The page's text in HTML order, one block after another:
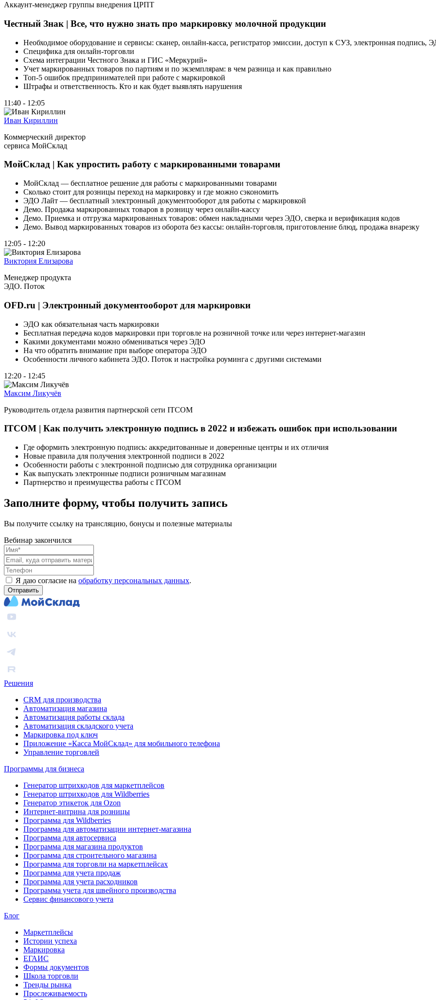
Аккаунт-менеджер группы внедрения ЦРПТ
Честный Знак | Все, что нужно знать про маркировку молочной продукции
Необходимое оборудование и сервисы: сканер, онлайн-касса, регистратор эмиссии, доступ к СУЗ, электронная подпись,
Специфика для онлайн-торговли
Схема интеграции Честного Знака и ГИС «Меркурий»
Учет маркированных товаров по партиям и по экземплярам: в чем разница и как правильно
Топ-5 ошибок предпринимателей при работе с маркировкой
Штрафы и ответственность. Кто и как будет выявлять нарушения
11:40 - 12:05
Иван Кириллин
Коммерческий директор
сервиса МойСклад
МойСклад | Как упростить работу с маркированными товарами
МойСклад — бесплатное решение для работы с маркированными товарами
Сколько стоит для розницы переход на маркировку и где можно сэкономить
ЭДО Лайт — бесплатный электронный документооборот для работы с маркировкой
Демо. Продажа маркированных товаров в розницу через онлайн-кассу
Демо. Приемка и отгрузка маркированных товаров: обмен накладными через ЭДО, сверка и верификация кодов
Демо. Вывод маркированных товаров из оборота без кассы: онлайн-торговля, приготовление блюд, продажа внарезку
12:05 - 12:20
Виктория Елизарова
Менеджер продукта
ЭДО. Поток
OFD.ru | Электронный документооборот для маркировки
ЭДО как обязательная часть маркировки
Бесплатная передача кодов маркировки при торговле на розничной точке или через интернет-магазин
Какими документами можно обмениваться через ЭДО
На что обратить внимание при выборе оператора ЭДО
Особенности личного кабинета ЭДО. Поток и настройка роуминга с другими системами
12:20 - 12:45
Максим Ликучёв
Руководитель отдела развития партнерской сети ITCOM
ITCOM | Как получить электронную подпись в 2022 и избежать ошибок при использовании
Где оформить электронную подпись: аккредитованные и доверенные центры и их отличия
Новые правила для получения электронной подписи в 2022
Особенности работы с электронной подписью для сотрудника организации
Как выпускать электронные подписи розничным магазинам
Партнерство и преимущества работы с ITCOM
Заполните форму, чтобы получить запись
Вы получите ссылку на трансляцию, бонусы и полезные материалы
Вебинар закончился
Я даю согласие на обработку персональных данных.
Отправить
Решения
CRM для производства
Автоматизация магазина
Автоматизация работы склада
Автоматизация складского учета
Маркировка под ключ
Приложение «Касса МойСклад» для мобильного телефона
Управление торговлей
Программы для бизнеса
Генератор штрихкодов для маркетплейсов
Генератор штрихкодов для Wildberries
Генератор этикеток для Ozon
Интернет-витрина для розницы
Программа для Wildberries
Программа для автоматизации интернет-магазина
Программа для автосервиса
Программа для магазина продуктов
Программа для строительного магазина
Программа для торговли на маркетплейсах
Программа для учета продаж
Программа для учета расходников
Программа учета для швейного производства
Сервис финансового учета
Блог
Маркетплейсы
Истории успеха
Маркировка
ЕГАИС
Формы документов
Школа торговли
Тренды рынка
Прослеживаемость